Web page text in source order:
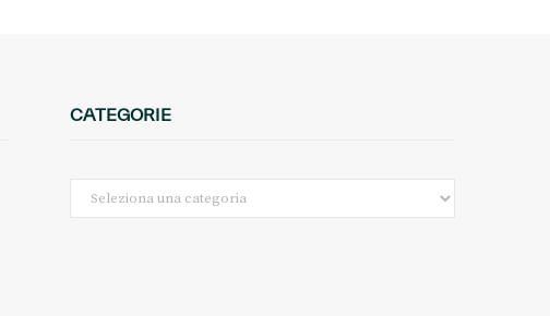
CATEGORIE
Categorie